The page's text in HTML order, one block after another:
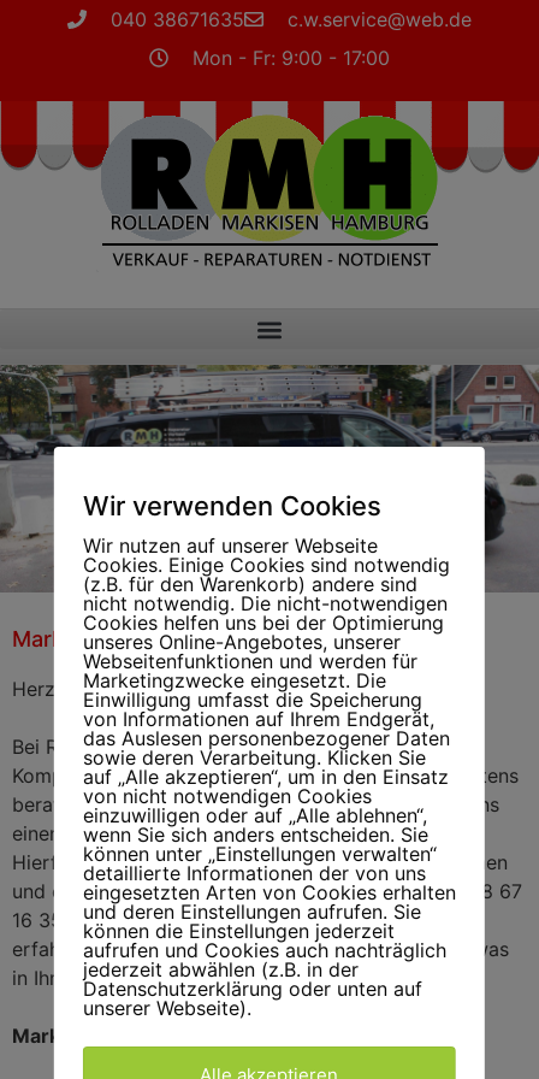
040 38671635
c.w.service@web.de
Mon - Fr: 9:00 - 17:00
Markisenreparatur
Hamburg-Neustadt
Markisenreparatur Hamburg-Neustadt
Herzlich willkommen auf unserer Internetseite!
Bei Rolladen-Markisen-Hamburg erhalten Sie ein
Komplettpaket und werden die ganze Zeit über bestens
beraten. Sprechen Sie uns an und machen Sie mit uns
einen Termin ab, wenn Ihr Sonnenschutz defekt ist.
Hierfür müssen Sie nur Ihr Telefon in die Hand nehmen
und einer unserer beiden Nummern wählen (040 / 38 67
16 35 ; 0179 / 223 98 72). Unsere freundlichen und
erfahrenen Mitarbeiter wissen in allen Situationen, was
in Ihrem Fall gemacht werden muss.
Markisenstoff wechseln in Hamburg-Neustadt
Wir verwenden Cookies
Wir nutzen auf unserer Webseite
Cookies. Einige Cookies sind notwendig
(z.B. für den Warenkorb) andere sind
nicht notwendig. Die nicht-notwendigen
Cookies helfen uns bei der Optimierung
unseres Online-Angebotes, unserer
Webseitenfunktionen und werden für
Marketingzwecke eingesetzt. Die
Einwilligung umfasst die Speicherung
von Informationen auf Ihrem Endgerät,
das Auslesen personenbezogener Daten
sowie deren Verarbeitung. Klicken Sie
auf „Alle akzeptieren“, um in den Einsatz
von nicht notwendigen Cookies
einzuwilligen oder auf „Alle ablehnen“,
wenn Sie sich anders entscheiden. Sie
können unter „Einstellungen verwalten“
detaillierte Informationen der von uns
eingesetzten Arten von Cookies erhalten
und deren Einstellungen aufrufen. Sie
können die Einstellungen jederzeit
aufrufen und Cookies auch nachträglich
jederzeit abwählen (z.B. in der
Datenschutzerklärung oder unten auf
unserer Webseite).
Alle akzeptieren